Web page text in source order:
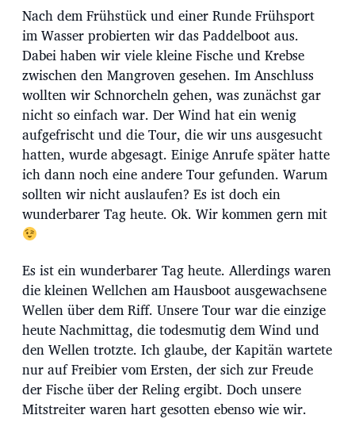
Nach dem Frühstück und einer Runde Frühsport
im Wasser probierten wir das Paddelboot aus.
Dabei haben wir viele kleine Fische und Krebse
zwischen den Mangroven gesehen. Im Anschluss
wollten wir Schnorcheln gehen, was zunächst gar
nicht so einfach war. Der Wind hat ein wenig
aufgefrischt und die Tour, die wir uns ausgesucht
hatten, wurde abgesagt. Einige Anrufe später hatte
ich dann noch eine andere Tour gefunden. Warum
sollten wir nicht auslaufen? Es ist doch ein
wunderbarer Tag heute. Ok. Wir kommen gern mit
Es ist ein wunderbarer Tag heute. Allerdings waren
die kleinen Wellchen am Hausboot ausgewachsene
Wellen über dem Riff. Unsere Tour war die einzige
heute Nachmittag, die todesmutig dem Wind und
den Wellen trotzte. Ich glaube, der Kapitän wartete
nur auf Freibier vom Ersten, der sich zur Freude
der Fische über der Reling ergibt. Doch unsere
Mitstreiter waren hart gesotten ebenso wie wir.